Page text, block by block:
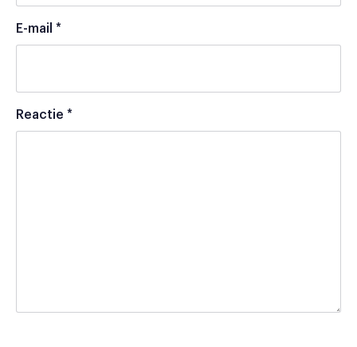
E-mail *
Reactie *